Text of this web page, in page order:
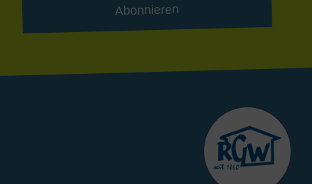
Abonnieren